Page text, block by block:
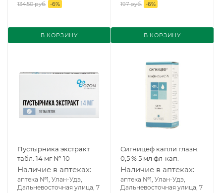
134.50 руб. -6%
В КОРЗИНУ
197 руб. -6%
В КОРЗИНУ
Пустырника экстракт
табл. 14 мг № 10
Наличие в аптеках:
аптека №1, Улан-Удэ,
Дальневосточная улица, 7
Сигницеф капли глазн.
0,5 % 5 мл фл-кап.
Наличие в аптеках:
аптека №1, Улан-Удэ,
Дальневосточная улица, 7